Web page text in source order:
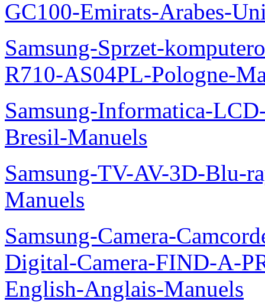
GC100-Emirats-Arabes-
Samsung-Sprzet-
R710-AS04PL-Pologne-
Samsung-Informatica-
Bresil-Manuels
Samsung-TV-AV-3D-Blu-
Manuels
Samsung-Camera-
Digital-Camera-FIND-A-
English-Anglais-Manuels